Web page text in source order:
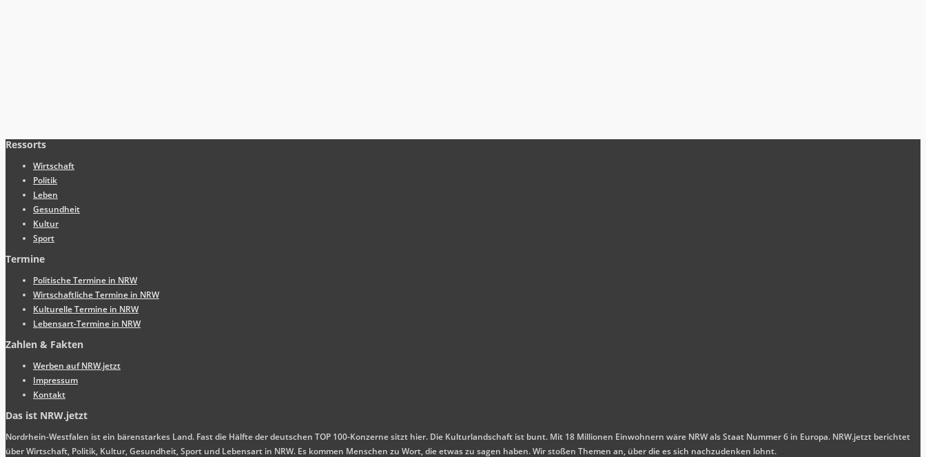
Ressorts
Wirtschaft
Politik
Leben
Gesundheit
Kultur
Sport
Termine
Politische Termine in NRW
Wirtschaftliche Termine in NRW
Kulturelle Termine in NRW
Lebensart-Termine in NRW
Zahlen & Fakten
Werben auf NRW.jetzt
Impressum
Kontakt
Das ist NRW.jetzt
Nordrhein-Westfalen ist ein bärenstarkes Land. Fast die Hälfte der deutschen TOP 100-Konzerne sitzt hier. Die Kulturlandschaft ist bunt. Mit 18 Millionen Einwohnern wäre NRW als Staat Nummer 6 in Europa. NRW.jetzt berichtet
über Wirtschaft, Politik, Kultur, Gesundheit, Sport und Lebensart in NRW. Es kommen Menschen zu Wort, die etwas zu sagen haben. Wir stoßen Themen an, über die es sich nachzudenken lohnt.